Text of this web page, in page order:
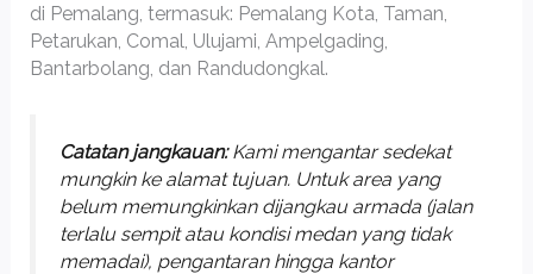
di Pemalang, termasuk: Pemalang Kota, Taman,
Petarukan, Comal, Ulujami, Ampelgading,
Bantarbolang, dan Randudongkal.
Catatan jangkauan:Kami mengantar sedekat
mungkin ke alamat tujuan. Untuk area yang
belum memungkinkan dijangkau armada (jalan
terlalu sempit atau kondisi medan yang tidak
memadai), pengantaran hingga kantor